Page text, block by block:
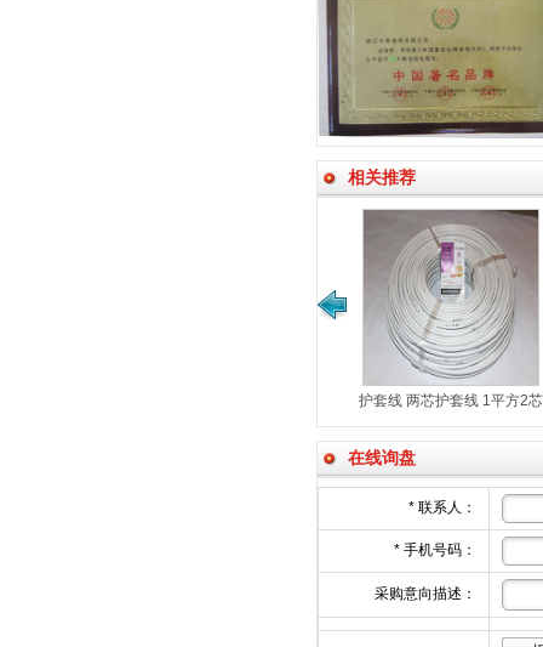
相关推荐
护套线 两芯护套线 1平方2芯
BV25铜芯线 单芯铜线 单
铜芯聚氯乙烯绝缘电线
BV25铜芯线
在线询盘
* 联系人：
* 手机号码：
采购意向描述：